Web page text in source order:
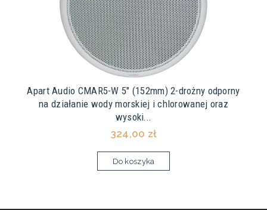
Apart Audio CMAR5-W 5" (152mm) 2-drożny odporny
na działanie wody morskiej i chlorowanej oraz
wysoki...
324,00 zł
Do koszyka